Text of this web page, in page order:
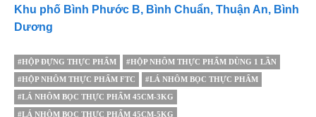
Khu phố Bình Phước B, Bình Chuẩn, Thuận An, Bình
Dương
#HỘP ĐỰNG THỰC PHẨM #HỘP NHÔM THỰC PHẨM DÙNG 1 LẦN
#HỘP NHÔM THỰC PHẨM FTC #LÁ NHÔM BỌC THỰC PHẨM
#LÁ NHÔM BỌC THỰC PHẨM 45CM-3KG
#LÁ NHÔM BỌC THỰC PHẨM 45CM-5KG